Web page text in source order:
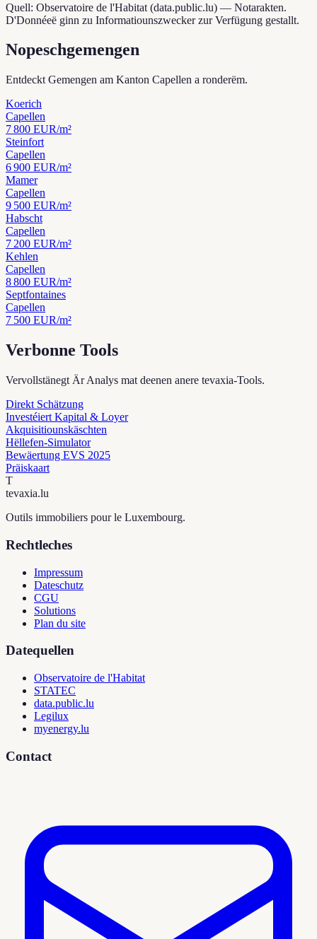
Quell: Observatoire de l'Habitat (data.public.lu) — Notarakten.
D'Donnéeë ginn zu Informatiounszwecker zur Verfügung gestallt.
Nopeschgemengen
Entdeckt Gemengen am Kanton Capellen a ronderëm.
Koerich
Capellen
7 800 EUR/m²
Steinfort
Capellen
6 900 EUR/m²
Mamer
Capellen
9 500 EUR/m²
Habscht
Capellen
7 200 EUR/m²
Kehlen
Capellen
8 800 EUR/m²
Septfontaines
Capellen
7 500 EUR/m²
Verbonne Tools
Vervollstänegt Är Analys mat deenen anere tevaxia-Tools.
Direkt Schätzung
Investéiert Kapital & Loyer
Akquisitiounskäschten
Hëllefen-Simulator
Bewäertung EVS 2025
Präiskaart
T
tevaxia.lu
Outils immobiliers pour le Luxembourg.
Rechtleches
Impressum
Dateschutz
CGU
Solutions
Plan du site
Datequellen
Observatoire de l'Habitat
STATEC
data.public.lu
Legilux
myenergy.lu
Contact